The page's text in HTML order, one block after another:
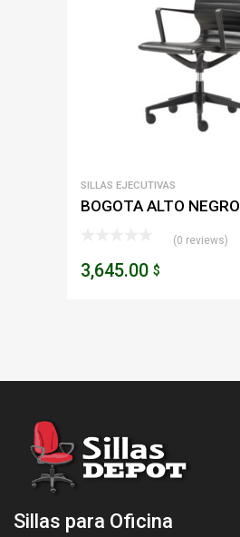
SILLAS EJECUTIVAS
BOGOTA ALTO NEGRO
(0 reviews)
3,645.00 $
Sillas para Oficina